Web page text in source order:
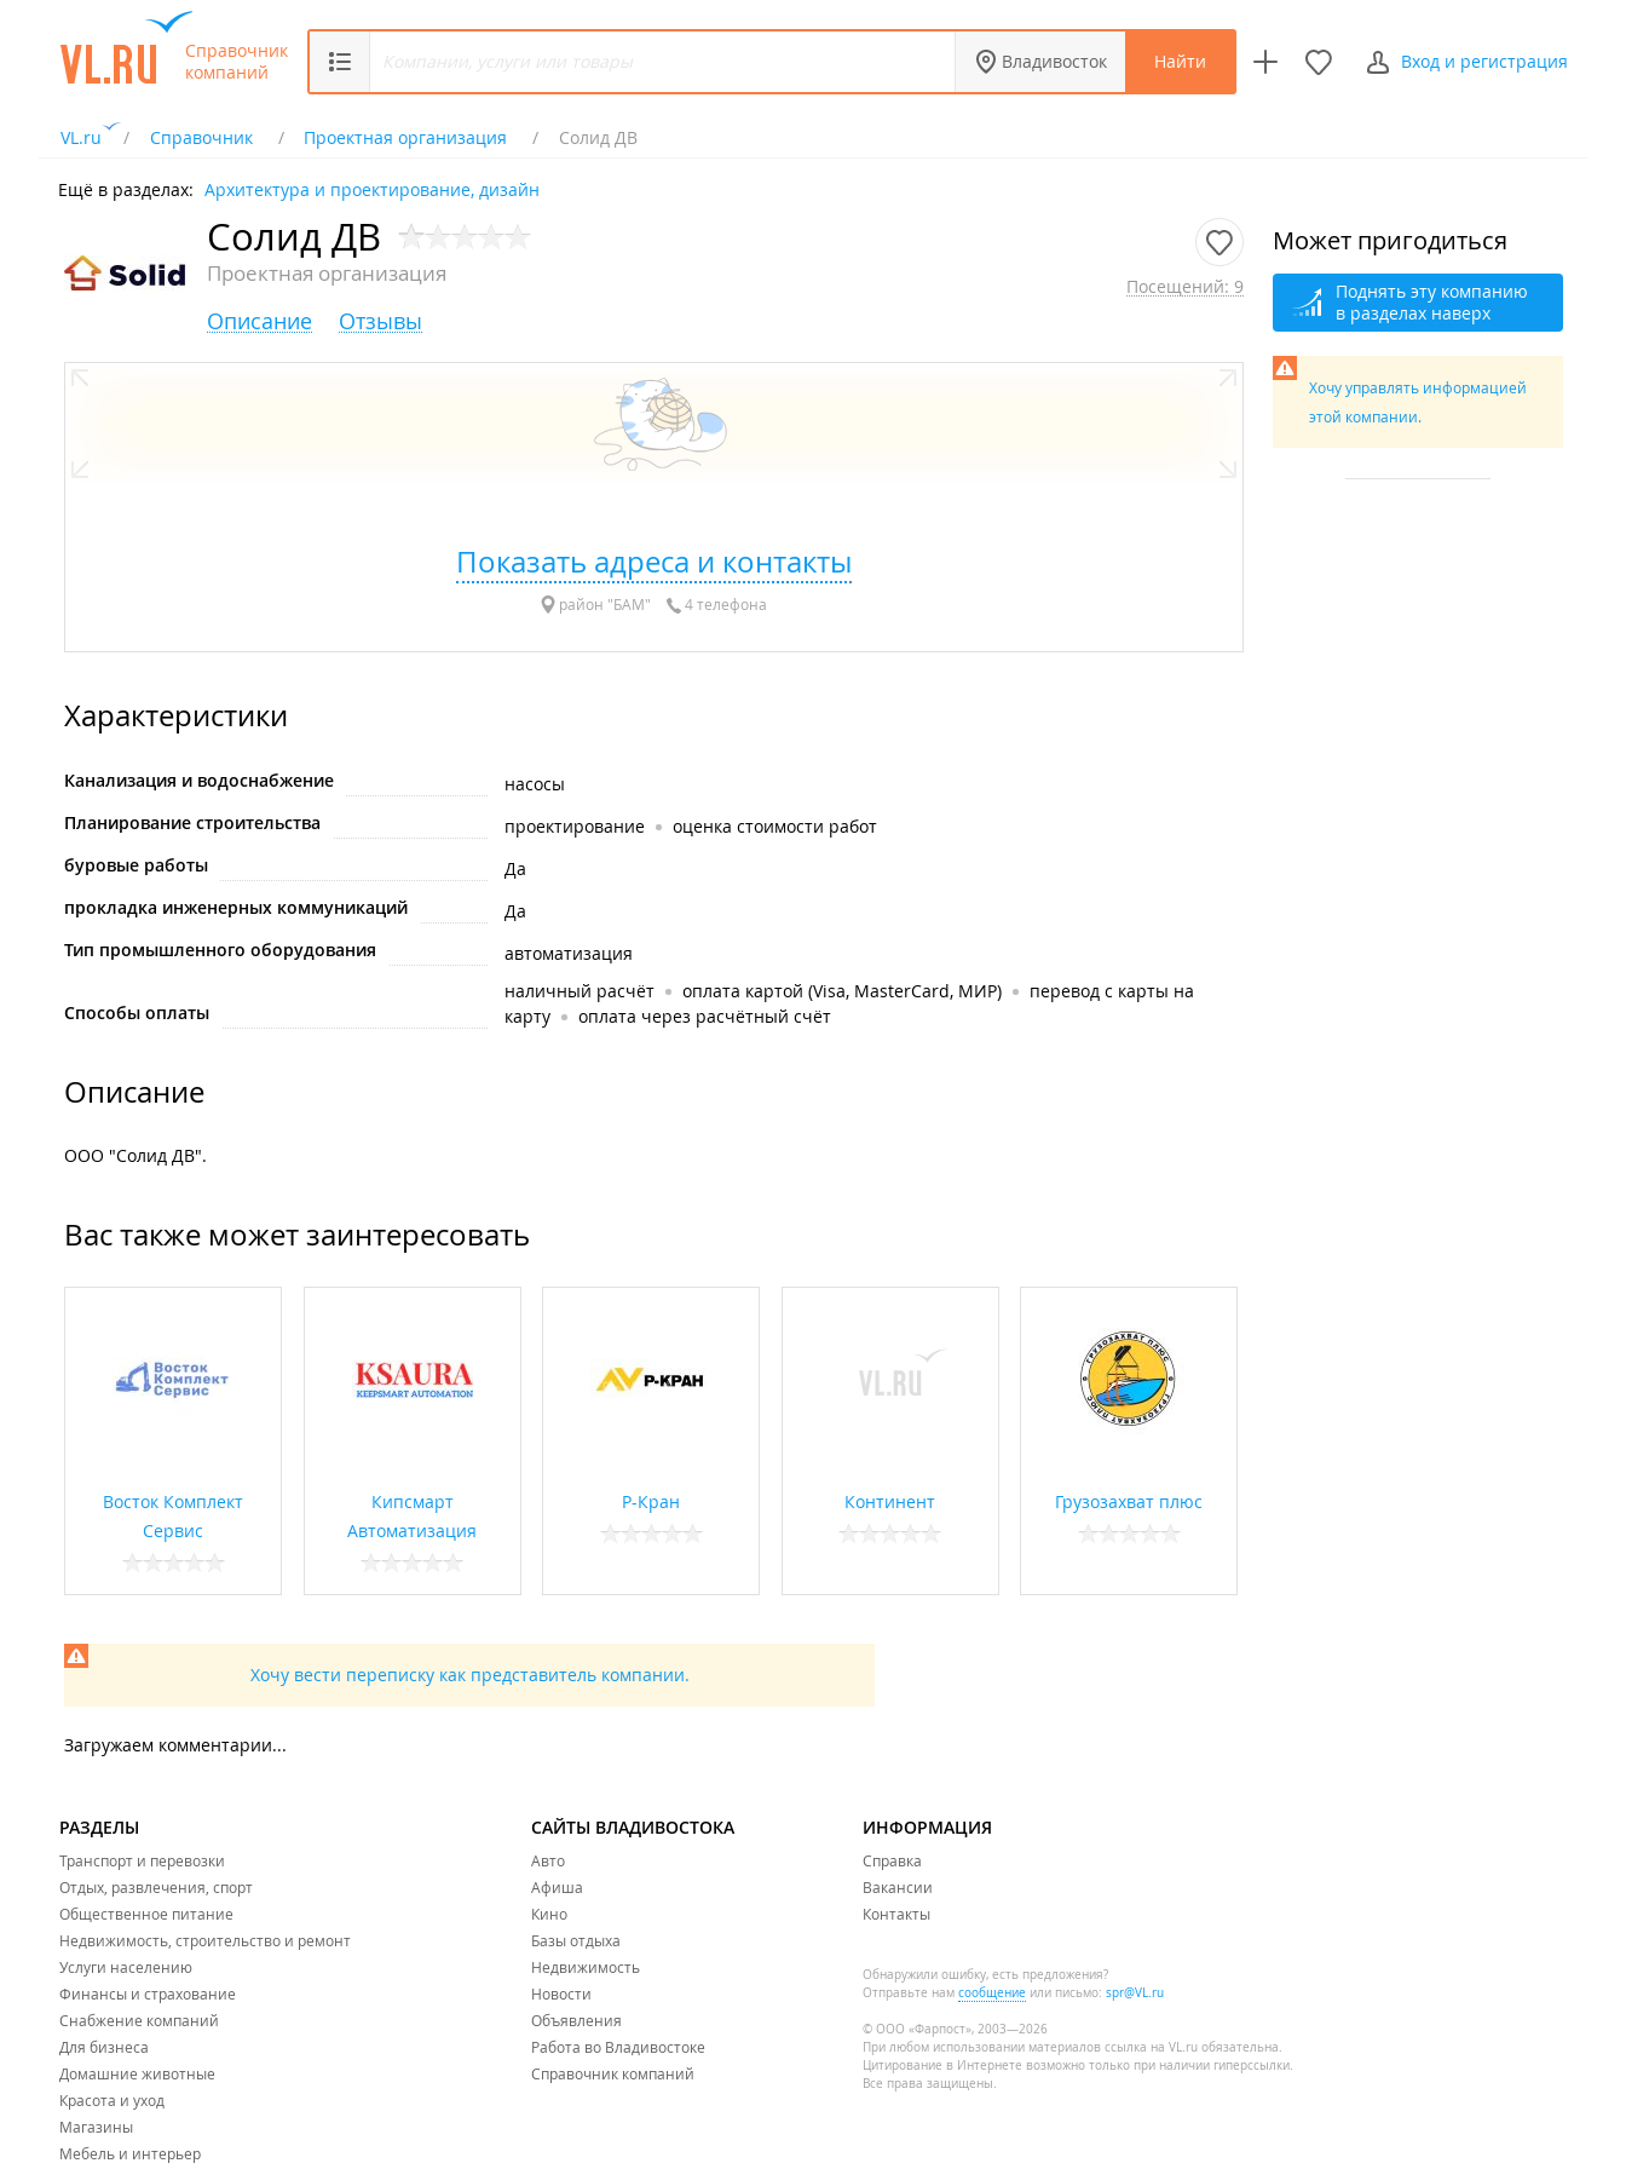
Справочник
компаний
Владивосток Найти Вход и регистрация
VL.ru Справочник Проектная организация Солид ДВ
Ещё в разделах: Архитектура и проектирование, дизайн
Солид ДВ
Проектная организация Посещений: 9
Описание Отзывы
Показать адреса и контакты
район "БАМ" 4 телефона
Характеристики
Канализация и водоснабжение
насосы
Планирование строительства
проектирование
оценка стоимости работ
буровые работы
Да
прокладка инженерных коммуникаций
Да
Тип промышленного оборудования
автоматизация
Способы оплаты
наличный расчёт оплата картой (Visa, MasterCard, МИР)
перевод с карты на
карту
оплата через расчётный счёт
Описание
ООО "Солид ДВ".
Вас также может заинтересовать
Восток Комплект
Сервис
Кипсмарт
Автоматизация
Р-Кран Континент Грузозахват плюс
Хочу вести переписку как представитель компании.
Загружаем комментарии...
Может пригодиться
Поднять эту компанию
в разделах наверх
Хочу управлять информацией
этой компании.
РАЗДЕЛЫ
Транспорт и перевозки
Отдых, развлечения, спорт
Общественное питание
Недвижимость, строительство и ремонт
Услуги населению
Финансы и страхование
Снабжение компаний
Для бизнеса
Домашние животные
Красота и уход
Магазины
Мебель и интерьер
САЙТЫ ВЛАДИВОСТОКА
Авто
Афиша
Кино
Базы отдыха
Недвижимость
Новости
Объявления
Работа во Владивостоке
Справочник компаний
ИНФОРМАЦИЯ
Справка
Вакансии
Контакты
Обнаружили ошибку, есть предложения?
Отправьте нам сообщение или письмо: spr@VL.ru
© ООО «Фарпост», 2003—2026
При любом использовании материалов ссылка на VL.ru обязательна.
Цитирование в Интернете возможно только при наличии гиперссылки.
Все права защищены.